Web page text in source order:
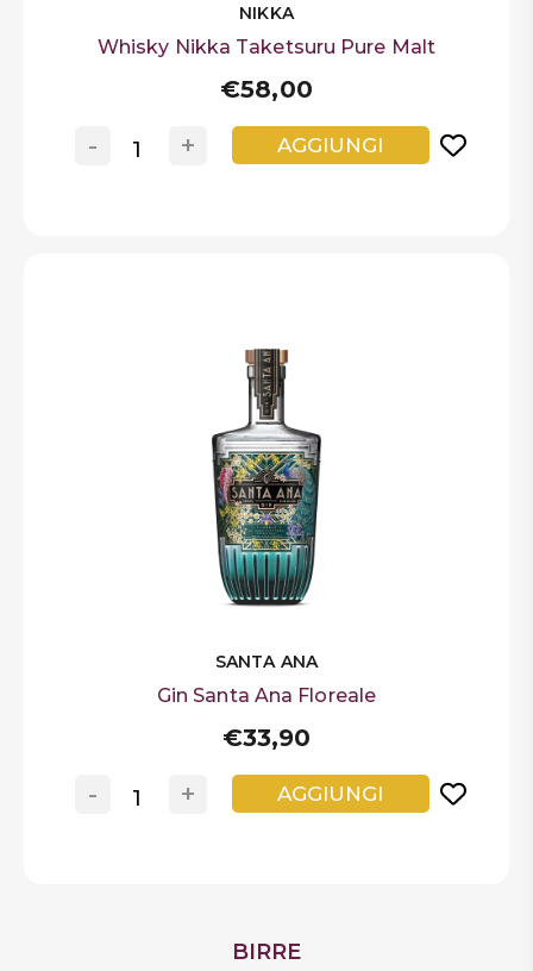
NIKKA
Whisky Nikka Taketsuru Pure Malt
€58,00
+
- AGGIUNGI
SANTA ANA
Gin Santa Ana Floreale
€33,90
+
- AGGIUNGI
BIRRE